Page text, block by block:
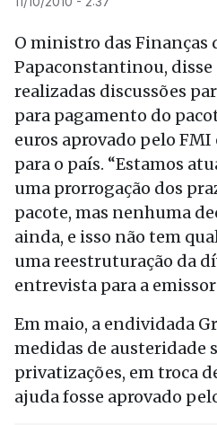
O ministro das Finanças
Papaconstantinou, disse
realizadas discussões
para pagamento do
euros aprovado pelo
para o país. “Estamos
uma prorrogação dos
pacote, mas nenhuma
ainda, e isso não tem
uma reestruturação da
entrevista para a
Em maio, a endividada
medidas de austeridade
privatizações, em troca
ajuda fosse aprovado